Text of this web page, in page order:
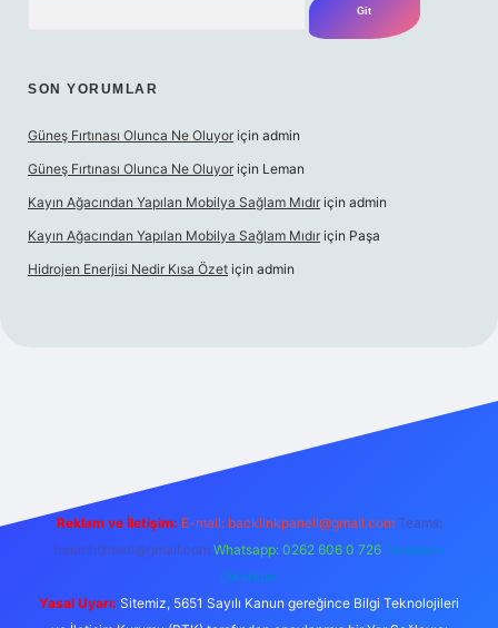
SON YORUMLAR
Güneş Fırtınası Olunca Ne Oluyor için admin
Güneş Fırtınası Olunca Ne Oluyor için Leman
Kayın Ağacından Yapılan Mobilya Sağlam Mıdır için admin
Kayın Ağacından Yapılan Mobilya Sağlam Mıdır için Paşa
Hidrojen Enerjisi Nedir Kısa Özet için admin
https://
Reklam ve İletişim: E-mail: backlinkpaneli@gmail.com Teams:
forumhizmeti@gmail.com Whatsapp: 0262 606 0 726 Telegram:
@karabul
Yasal Uyarı: Sitemiz, 5651 Sayılı Kanun gereğince Bilgi Teknolojileri